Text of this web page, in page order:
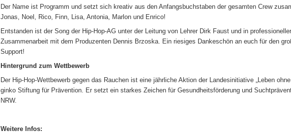
Der Name ist Programm und setzt sich kreativ aus den Anfangsbuchstaben der gesamten Crew
Jonas, Noel, Rico, Finn, Lisa, Antonia, Marlon und Enrico!
Entstanden ist der Song der Hip-Hop-AG unter der Leitung von Lehrer Dirk Faust und in professioneller
Zusammenarbeit mit dem Produzenten Dennis Brzoska. Ein riesiges Dankeschön an euch für den
Support!
Hintergrund zum Wettbewerb
Der Hip-Hop-Wettbewerb gegen das Rauchen ist eine jährliche Aktion der Landesinitiative „Leben
ginko Stiftung für Prävention. Er setzt ein starkes Zeichen für Gesundheitsförderung und
NRW.
Weitere Infos: